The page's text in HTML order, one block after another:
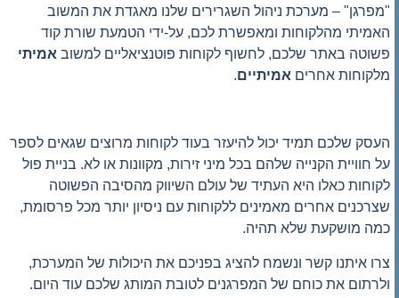
"מפרגן" – מערכת ניהול השגרירים שלנו מאגדת את המשוב
האמיתי מהלקוחות ומאפשרת לכם, על-ידי הטמעת שורת קוד
פשוטה באתר שלכם, לחשוף לקוחות פוטנציאליים למשובאמיתי
מלקוחות אחרים אמיתיים.
העסק שלכם תמיד יכול להיעזר בעוד לקוחות מרוצים שגאים לספר
על חוויית הקנייה שלהם בכל מיני זירות, מקוונות או לא. בניית פול
לקוחות כאלו היא העתיד של עולם השיווק מהסיבה הפשוטה
שצרכנים אחרים מאמינים ללקוחות עם ניסיון יותר מכל פרסומת,
כמה מושקעת שלא תהיה.
צרו איתנו קשר ונשמח להציג בפניכם את היכולות של המערכת,
ולרתום את כוחם של המפרגנים לטובת המותג שלכם עוד היום.